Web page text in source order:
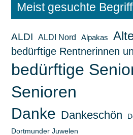
Meist gesuchte
ALDI ALDI Nord Alpakas
bedürftige Rentnerinnen
bedürftige
Senioren
Danke Dankeschön
Dortmunder Juwelen